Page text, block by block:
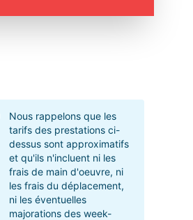
Nous rappelons que les
tarifs des prestations ci-
dessus sont approximatifs
et qu'ils n'incluent ni les
frais de main d'oeuvre, ni
les frais du déplacement,
ni les éventuelles
majorations des week-